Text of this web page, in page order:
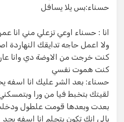
حسناء:بس يلا يسافل
انا : حسناء اوعي تزعلي مني انا
ولا اعمل حاجه تدايقك النهاردة
كنت خرجت من الاوضة دي وانا
كنت هموت نفسي
حسناء: بعد الشر عليك انا اسفه
لقيتك بتخبط فيا من ورا
بعدت وبعدها قومت علطول
بالي انك تكون بتحلم انا اسفه بجد